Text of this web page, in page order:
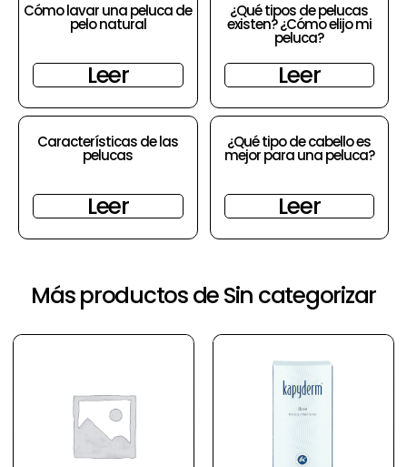
Cómo lavar una peluca de
pelo natural
Leer
¿Qué tipos de pelucas
existen? ¿Cómo elijo mi
peluca?
Leer
Características de las
pelucas
Leer
¿Qué tipo de cabello es
mejor para una peluca?
Leer
Más productos de Sin categorizar